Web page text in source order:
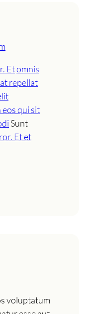
Etomnis
at repellat
eos qui sit
Sunt
Et et
voluptatum